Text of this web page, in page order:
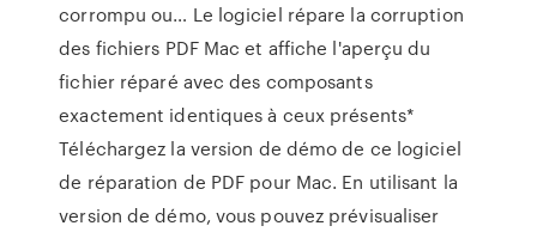
corrompu ou… Le logiciel répare la corruption
des fichiers PDF Mac et affiche l'aperçu du
fichier réparé avec des composants
exactement identiques à ceux présents*
Téléchargez la version de démo de ce logiciel
de réparation de PDF pour Mac. En utilisant la
version de démo, vous pouvez prévisualiser